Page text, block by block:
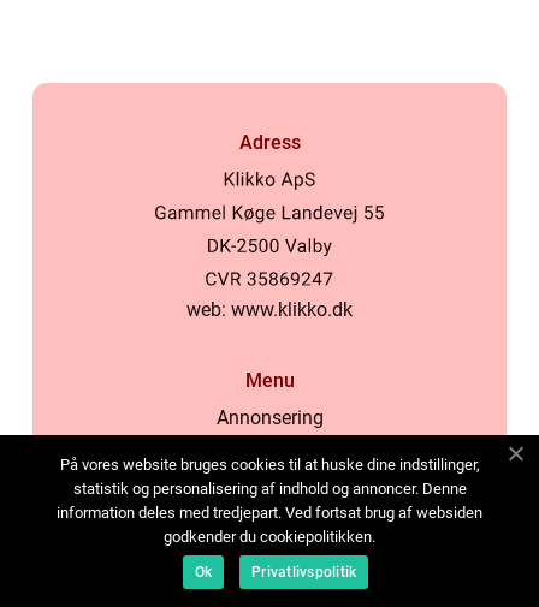
Adress
web: www.klikko.dk
Menu
Annonsering
Cookies
Kontakta oss
Sitemap
På vores website bruges cookies til at huske dine indstillinger,
statistik og personalisering af indhold og annoncer. Denne
information deles med tredjepart. Ved fortsat brug af websiden
godkender du cookiepolitikken.
Ok Privatlivspolitik